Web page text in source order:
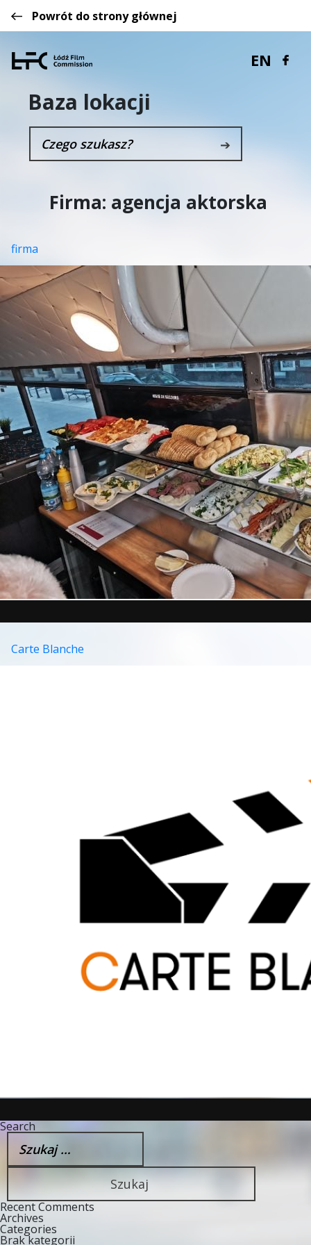
Powrót do strony głównej
EN
Baza lokacji
➔
Firma: agencja aktorska
firma
Carte Blanche
Search
Szukaj:
Recent Comments
Archives
Categories
Brak kategorii